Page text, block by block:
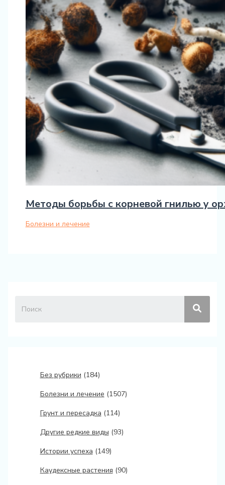
Методы борьбы с корневой гнилью у
Болезни и лечение
Без рубрики (184)
Болезни и лечение (1507)
Грунт и пересадка (114)
Другие редкие виды (93)
Истории успеха (149)
Каудексные растения (90)